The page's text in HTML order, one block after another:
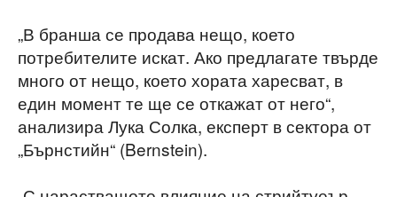
„В бранша се продава нещо, което
потребителите искат. Ако предлагате твърде
много от нещо, което хората харесват, в
един момент те ще се откажат от него“,
анализира Лука Солка, експерт в сектора от
„Бърнстийн“ (Bernstein).